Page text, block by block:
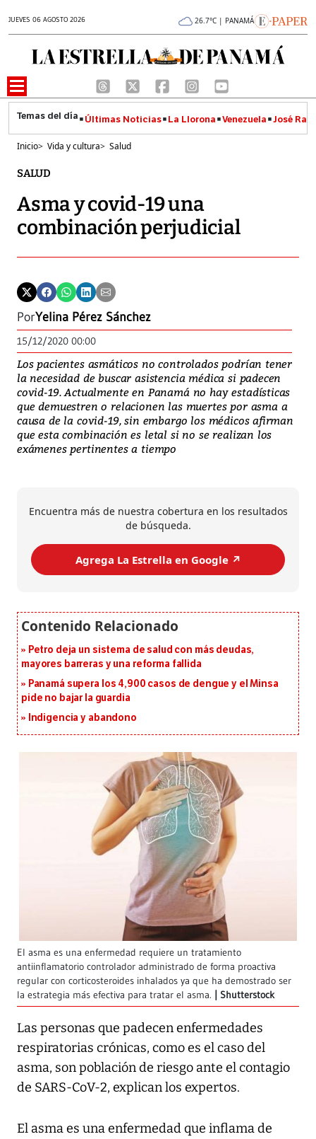
JUEVES 06 AGOSTO 2026 26.7°C | PANAMÁ
Últimas Noticias La Llorona Venezuela José
Inicio> Vida y cultura> Salud
SALUD
Asma y covid-19 una
combinación perjudicial
PorYelina Pérez Sánchez
15/12/2020 00:00
Los pacientes asmáticos no controlados podrían tener
la necesidad de buscar asistencia médica si padecen
covid-19. Actualmente en Panamá no hay estadísticas
que demuestren o relacionen las muertes por asma a
causa de la covid-19, sin embargo los médicos afirman
que esta combinación es letal si no se realizan los
exámenes pertinentes a tiempo
Encuentra más de nuestra cobertura en los resultados
de búsqueda.
Agrega La Estrella en Google ↗️
Petro deja un sistema de salud con más deudas,
mayores barreras y una reforma fallida
Panamá supera los 4,900 casos de dengue y el Minsa
pide no bajar la guardia
Indigencia y abandono
El asma es una enfermedad requiere un tratamiento
antiinflamatorio controlador administrado de forma proactiva
regular con corticosteroides inhalados ya que ha demostrado ser
la estrategia más efectiva para tratar el asma.
Shutterstock
Las personas que padecen enfermedades
respiratorias crónicas, como es el caso del
asma, son población de riesgo ante el contagio
de SARS-CoV-2, explican los expertos.
El asma es una enfermedad que inflama de